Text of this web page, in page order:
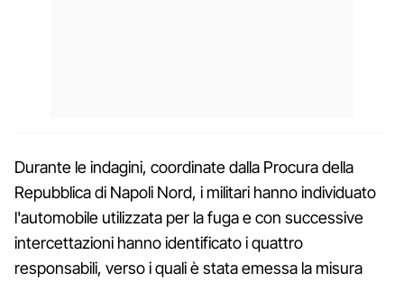
Durante le indagini, coordinate dalla Procura della
Repubblica di Napoli Nord, i militari hanno individuato
l'automobile utilizzata per la fuga e con successive
intercettazioni hanno identificato i quattro
responsabili, verso i quali è stata emessa la misura